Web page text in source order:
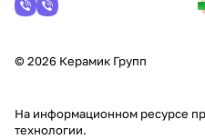
© 2026 Керамик Групп
На информационном ресурсе
технологии.